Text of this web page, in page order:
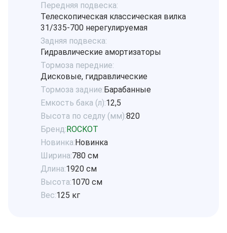
Передняя подвеска:
Телескопическая классическая вилка
31/335-700 нерегулируемая
Задняя подвеска:
Гидравлические амортизаторы
Тормоза передние:
Дисковые, гидравлические
Тормоза задние:Барабанные
Емкость бака (л):12,5
Высота по седлу (мм):820
Бренд:ROCKOT
Новинка:Новинка
Ширина:780 см
Длина:1920 см
Высота:1070 см
Вес:125 кг